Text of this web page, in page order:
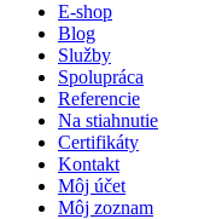
E-shop
Blog
Služby
Spolupráca
Referencie
Na stiahnutie
Certifikáty
Kontakt
Môj účet
Môj zoznam